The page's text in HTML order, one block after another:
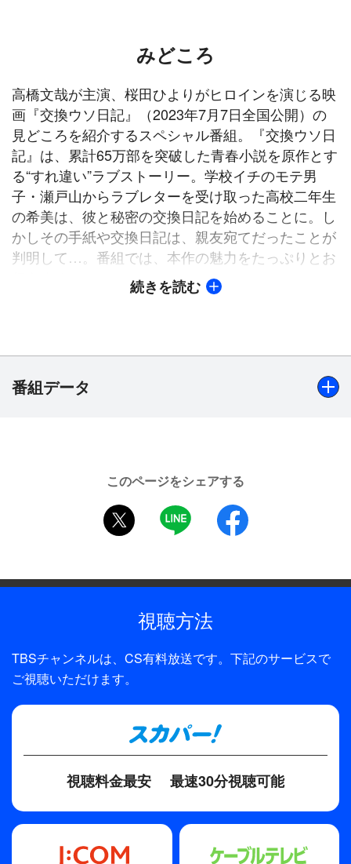
みどころ
高橋文哉が主演、桜田ひよりがヒロインを演じる映
画『交換ウソ日記』（2023年7月7日全国公開）の
見どころを紹介するスペシャル番組。『交換ウソ日
記』は、累計65万部を突破した青春小説を原作とす
る“すれ違い”ラブストーリー。学校イチのモテ男
子・瀬戸山からラブレターを受け取った高校二年生
の希美は、彼と秘密の交換日記を始めることに。し
かしその手紙や交換日記は、親友宛てだったことが
判明して…。番組では、本作の魅力をたっぷりとお
高校二年生の希美は、ある日移動教室の机の中に、
ただひと言、そう書かれた手紙を見つける。送り主
は、学校イチのモテ男子・瀬戸山。イタズラかなと
判明。勘違いから始まった交換日記だったが、本当
のことが言い出せないまま、ついやり取りを続けて
しまう。いつも空気を読みすぎてしまう話し下手な
希美は、自分とは真逆の、思ったことをはっきりと
が、彼を知るうちに惹かれていく。その一方で、打
続きを読む
番組データ
高橋文哉、桜田ひよりこのページをシェアする
twitter
LINE
視聴方法
TBSチャンネルは、CS有料放送です。下記のサービスで
ご視聴いただけます。
視聴料金最安 最速30分視聴可能